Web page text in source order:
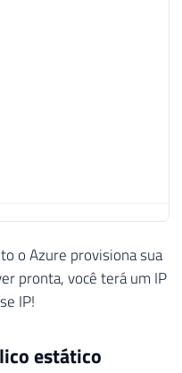
o Azure provisiona sua
pronta, você terá um IP
IP!
estático